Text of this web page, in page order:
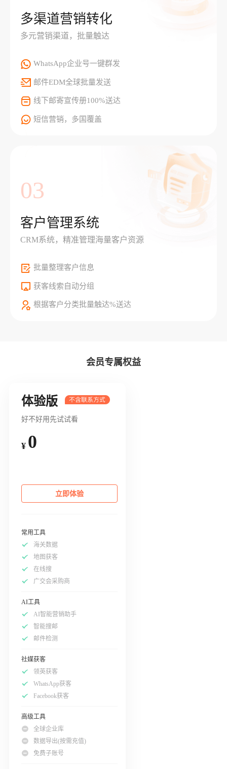
多渠道营销转化
多元营销渠道，批量触达
WhatsApp企业号一键群发
邮件EDM全球批量发送
线下邮寄宣传册100%送达
短信营销，多国覆盖
03
客户管理系统
CRM系统，精准管理海量客户资源
批量整理客户信息
获客线索自动分组
根据客户分类批量触达%送达
会员专属权益
体验版
好不好用先试试看
¥ 0
立即体验
常用工具
海关数据
地图获客
在线搜
广交会采购商
AI工具
AI智能营销助手
智能搜邮
邮件检测
社媒获客
领英获客
WhatsApp获客
Facebook获客
高级工具
全球企业库
数据导出(按需充值)
免费子账号